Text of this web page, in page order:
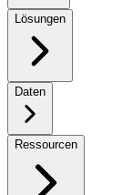
Lösungen
Daten
Ressourcen